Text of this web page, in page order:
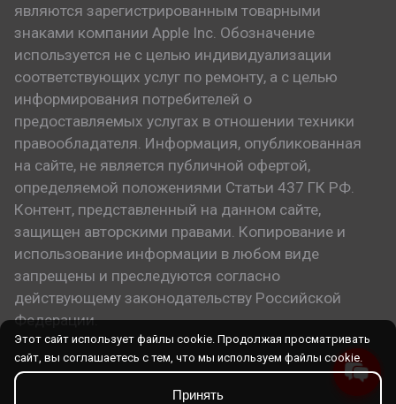
являются зарегистрированным товарными
знаками компании Apple Inc. Обозначение
используется не с целью индивидуализации
соответствующих услуг по ремонту, а с целью
информирования потребителей о
предоставляемых услугах в отношении техники
правообладателя. Информация, опубликованная
на сайте, не является публичной офертой,
определяемой положениями Статьи 437 ГК РФ.
Контент, представленный на данном сайте,
защищен авторскими правами. Копирование и
использование информации в любом виде
запрещены и преследуются согласно
действующему законодательству Российской
Федерации.
Этот сайт использует файлы cookie. Продолжая просматривать
сайт, вы соглашаетесь с тем, что мы используем файлы cookie.
Принять